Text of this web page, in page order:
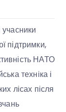
підтримки,
НАТО
техніка і
лісах після